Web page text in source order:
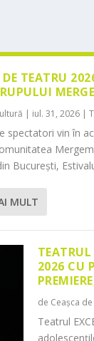
DE TEATRU
| iul. 31, 2026 |
spectatori vin în
București,
MULT
2026 CU
de Ceașca
Teatrul